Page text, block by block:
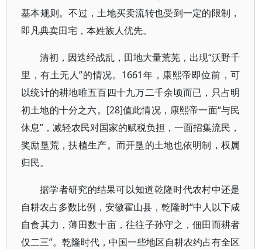
基本规则。不过，土地买卖流转也受到一定的限制，
即凡典卖田宅，本姓族人优先。
清初，因迭经战乱，田地大量荒芜，出现“沃野千
里，有土无人”的情况。1661年，康熙帝即位前，可
以统计的耕地唯五百四十九万二千余顷而已，只占明
初土地的十分之六。[28]值此情况，康熙帝一面“与民
休息”，减轻农民对国家的赋税负担，一面招集流民，
奖励垦荒，扶植生产。而开垦的土地也依明制，权属
归民。
据学者研究的结果可以知道乾隆时代农村中还是
自耕农占多数比例，安徽霍山县，乾隆时“中人以下咸
自食其力，薄田数十亩，往往子孙守之，佃田而耕者
仅二三”。乾隆时代，中国一些地区自耕农约占有全区